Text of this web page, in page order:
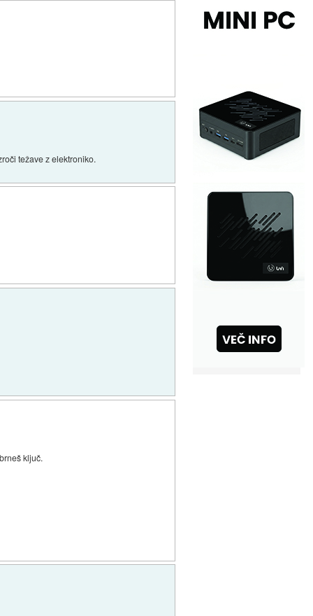
težave z elektroniko.
ključ.